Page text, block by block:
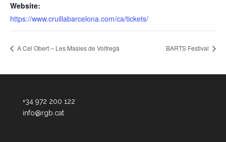
Website:
https://www.cruillabarcelona.com/ca/tickets/
A Cel Obert – Les Masies de Voltregà BARTS Festival
+34 972 200 122
info@rgb.cat